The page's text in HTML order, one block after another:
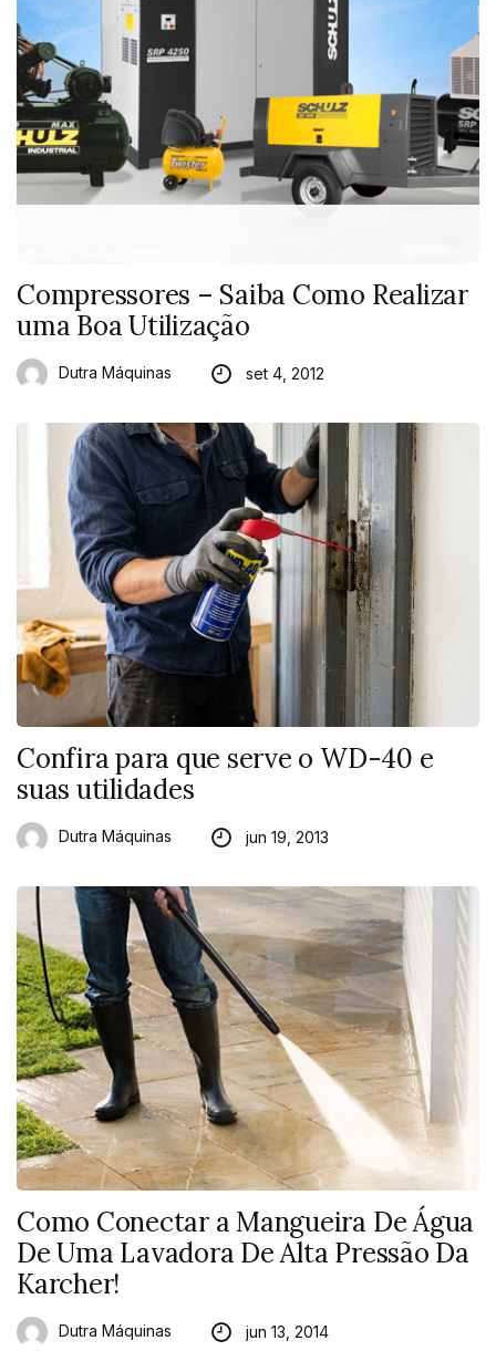
Compressores – Saiba Como Realizar
uma Boa Utilização
Dutra Máquinas set 4, 2012
Confira para que serve o WD-40 e
suas utilidades
Dutra Máquinas jun 19, 2013
Como Conectar a Mangueira De Água
De Uma Lavadora De Alta Pressão Da
Karcher!
Dutra Máquinas jun 13, 2014